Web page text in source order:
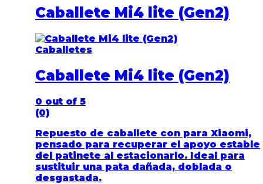
Caballete Mi4 lite (Gen2)
Caballetes
Caballete Mi4 lite (Gen2)
0 out of 5
(0)
Repuesto de caballete con para Xiaomi,
pensado para recuperar el apoyo estable
del patinete al estacionarlo. Ideal para
sustituir una pata dañada, doblada o
desgastada.